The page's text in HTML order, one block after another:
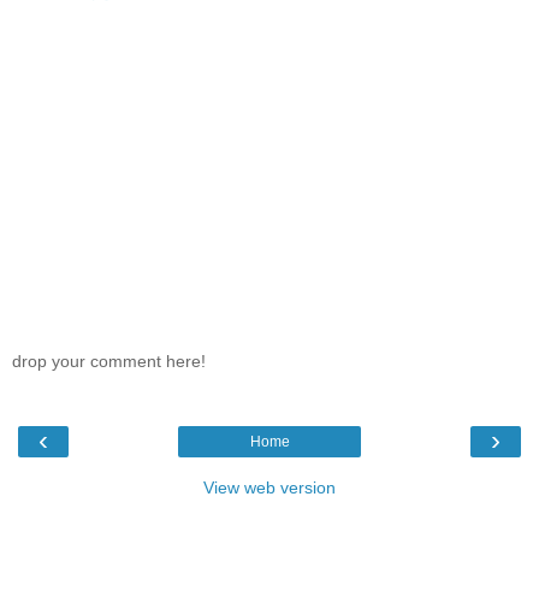
drop your comment here!
‹ ›
Home
View web version